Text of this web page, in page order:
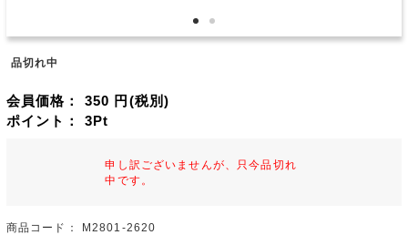
品切れ中
会員価格： 350 円(税別)
ポイント： 3Pt
申し訳ございませんが、只今品切れ
中です。
商品コード： M2801-2620